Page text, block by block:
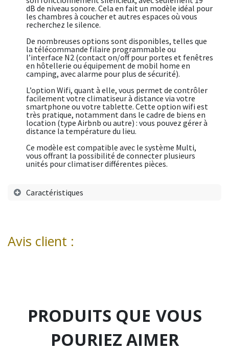
dB de niveau sonore. Cela en fait un modèle idéal pour
les chambres à coucher et autres espaces où vous
recherchez le silence.
De nombreuses options sont disponibles, telles que
la télécommande filaire programmable ou
l’interface N2 (contact on/off pour portes et fenêtres
en hôtellerie ou équipement de mobil home en
camping, avec alarme pour plus de sécurité).
L’option Wifi, quant à elle, vous permet de contrôler
facilement votre climatiseur à distance via votre
smartphone ou votre tablette. Cette option wifi est
très pratique, notamment dans le cadre de biens en
location (type Airbnb ou autre) : vous pouvez gérer à
distance la température du lieu.
Ce modèle est compatible avec le système Multi,
vous offrant la possibilité de connecter plusieurs
unités pour climatiser différentes pièces.
Caractéristiques
Avis client :
PRODUITS QUE VOUS
POURIEZ AIMER